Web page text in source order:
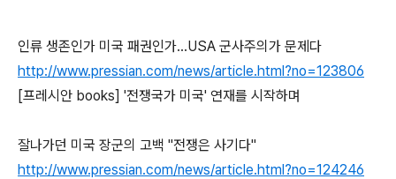
인류 생존인가 미국 패권인가…USA 군사주의가 문제다
http://www.pressian.com/news/article.html?no=123806
[프레시안 books] '전쟁국가 미국' 연재를 시작하며
잘나가던 미국 장군의 고백 "전쟁은 사기다"
http://www.pressian.com/news/article.html?no=124246